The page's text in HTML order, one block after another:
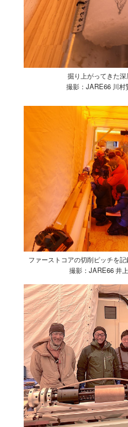
掘り上がってきた
撮影：JARE66 川村
ファーストコアの切削ピッチを
撮影：JARE66 井